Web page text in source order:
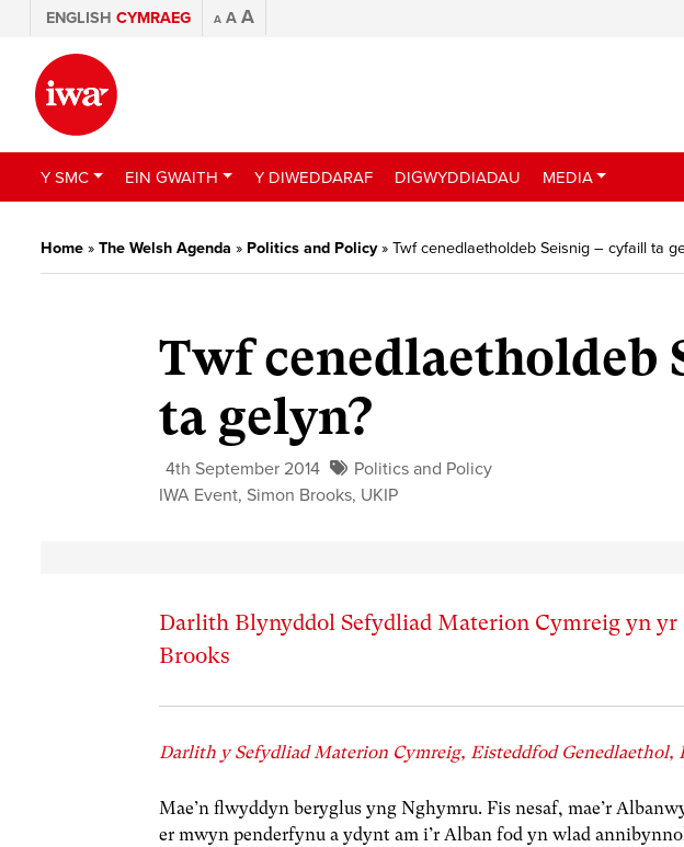
ENGLISH CYMRAEG A A A
Y SMC EIN GWAITH Y DIWEDDARAF DIGWYDDIADAU MEDIA
Home » The Welsh Agenda » Politics and Policy» Twf cenedlaetholdeb Seisnig – cyfaill ta
Twf cenedlaetholdeb
ta gelyn?
4th September 2014
Politics and Policy
IWA Event, Simon Brooks, UKIP
Darlith Blynyddol Sefydliad Materion Cymreig yn yr
Brooks
Darlith y Sefydliad Materion Cymreig, Eisteddfod Genedlaethol,
Mae’n flwyddyn beryglus yng Nghymru. Fis nesaf, mae’r
er mwyn penderfynu a ydynt am i’r Alban fod yn wlad